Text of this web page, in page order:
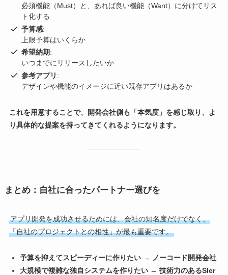
必須機能（Must）と、あれば良い機能（Want）に分けてリス
ト化する
予算感:
上限予算はいくらか
希望納期:
いつまでにリリースしたいか
参考アプリ :
デザインや機能のイメージに近い既存アプリはあるか
これを用意することで、開発会社側も「本気度」を感じ取り、よ
り具体的な提案を持ってきてくれるようになります。
まとめ：自社に合ったパートナー選びを
アプリ開発を成功させるためには、会社の知名度だけでなく、
「自社のプロジェクトとの相性」が最も重要です。
予算を抑えてスピーディーに作りたい→ ノーコード開発会社
大規模で複雑な独自システムを作りたい→ 技術力のあるSIer